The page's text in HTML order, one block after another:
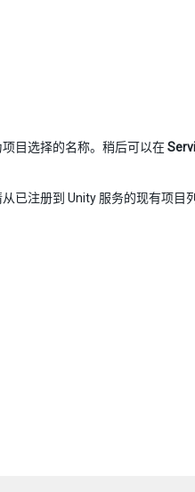
目选择的名称。稍后可以在
已注册到 Unity 服务的现有项目